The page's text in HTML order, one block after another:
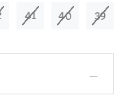
39
40
41